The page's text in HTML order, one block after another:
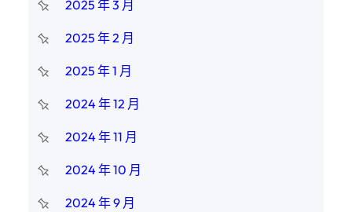
2025 年 3 月
2025 年 2 月
2025 年 1 月
2024 年 12 月
2024 年 11 月
2024 年 10 月
2024 年 9 月